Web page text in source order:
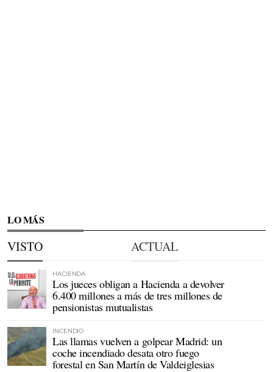
LO MÁS
VISTO ACTUAL
HACIENDA
Los jueces obligan a Hacienda a devolver
6.400 millones a más de tres millones de
pensionistas mutualistas
INCENDIO
Las llamas vuelven a golpear Madrid: un
coche incendiado desata otro fuego
forestal en San Martín de Valdeiglesias